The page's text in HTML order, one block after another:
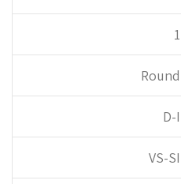
1
Round
D-I
VS-SI